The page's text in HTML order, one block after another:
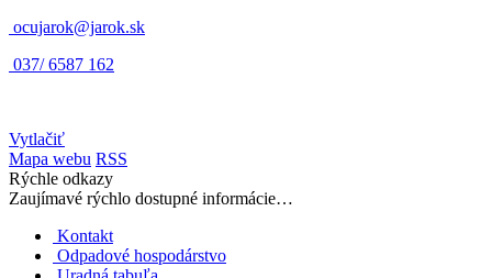
ocujarok@jarok.sk
037/ 6587 162
Vytlačiť
Mapa webu RSS
Rýchle odkazy
Zaujímavé rýchlo dostupné informácie…
Kontakt
Odpadové hospodárstvo